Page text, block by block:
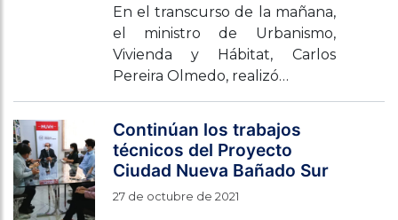
En el transcurso de la mañana,
el ministro de Urbanismo,
Vivienda y Hábitat, Carlos
Pereira Olmedo, realizó…
Continúan los trabajos
técnicos del Proyecto
Ciudad Nueva Bañado Sur
27 de octubre de 2021